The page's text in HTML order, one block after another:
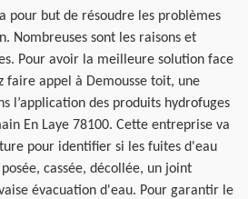
pour but de résoudre les problèmes
Nombreuses sont les raisons et
Pour avoir la meilleure solution face
faire appel à Demousse toit, une
l’application des produits hydrofuges
En Laye 78100. Cette entreprise va
pour identifier si les fuites d'eau
cassée, décollée, un joint
évacuation d'eau. Pour garantir le